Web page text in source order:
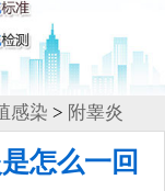
感染 > 附睾炎
怎么一回